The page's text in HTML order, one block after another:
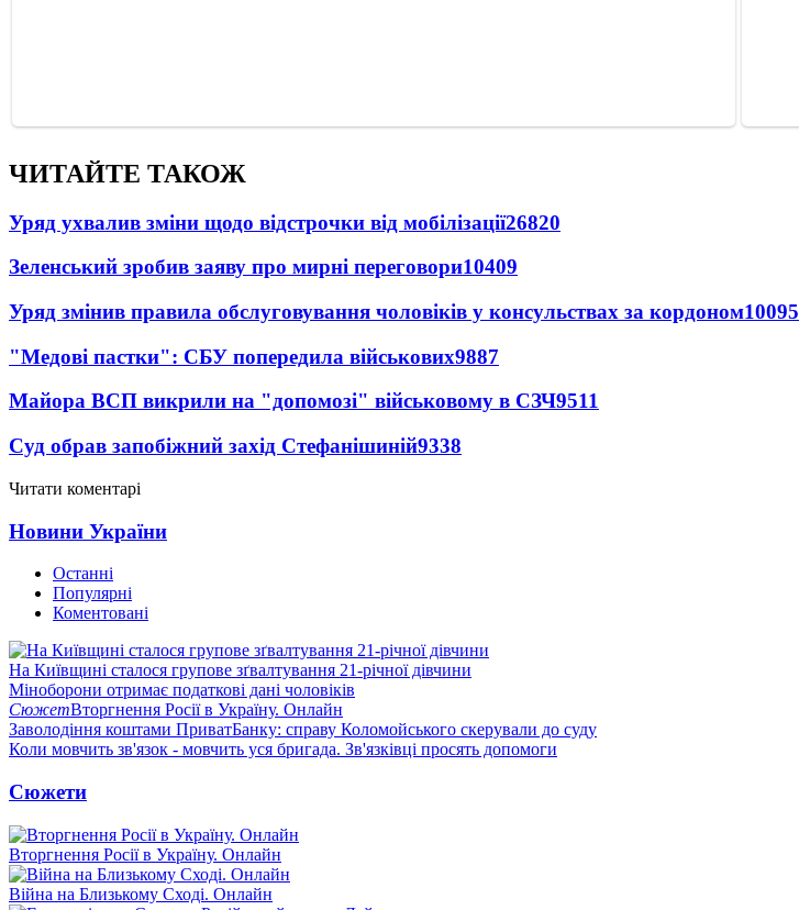
ЧИТАЙТЕ ТАКОЖ
Уряд ухвалив зміни щодо відстрочки від мобілізації26820
Зеленський зробив заяву про мирні переговори10409
Уряд змінив правила обслуговування чоловіків у консульствах за кордоном10095
"Медові пастки": СБУ попередила військових9887
Майора ВСП викрили на "допомозі" військовому в СЗЧ9511
Суд обрав запобіжний захід Стефанішиній9338
Читати коментарі
Новини України
Останні
Популярні
Коментовані
На Київщині сталося групове зґвалтування 21-річної дівчини
Міноборони отримає податкові дані чоловіків
СюжетВторгнення Росії в Україну. Онлайн
Заволодіння коштами ПриватБанку: справу Коломойського скерували до суду
Коли мовчить зв'язок - мовчить уся бригада. Зв'язківці просять допомоги
Сюжети
Вторгнення Росії в Україну. Онлайн
Війна на Близькому Сході. Онлайн